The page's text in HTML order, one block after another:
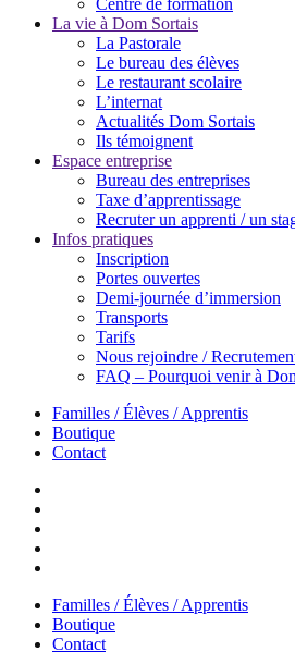
Centre de formation
La vie à Dom Sortais
La Pastorale
Le bureau des élèves
Le restaurant scolaire
L’internat
Actualités Dom Sortais
Ils témoignent
Espace entreprise
Bureau des entreprises
Taxe d’apprentissage
Recruter un apprenti / un
Infos pratiques
Inscription
Portes ouvertes
Demi-journée d’immersion
Transports
Tarifs
Nous rejoindre /
FAQ – Pourquoi venir à
Familles / Élèves / Apprentis
Boutique
Contact
Familles / Élèves / Apprentis
Boutique
Contact